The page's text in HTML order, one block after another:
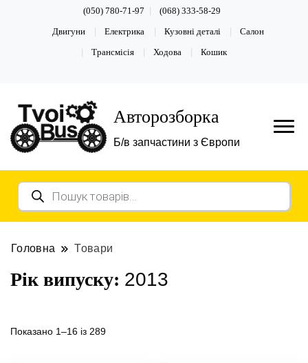
(050) 780-71-97 (068) 333-58-29
Двигуни Електрика Кузовні деталі Салон
Трансмісія Ходова Кошик
Авторозборка
Б/в запчастини з Європи
Пошук
товарів
Головна Товари
Рік випуску: 2013
Показано 1–16 із 289